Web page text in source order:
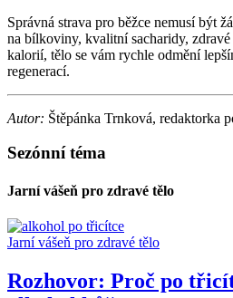
Správná strava pro běžce nemusí být
na bílkoviny, kvalitní sacharidy,
kalorií, tělo se vám rychle odmění
regenerací.
Autor: Štěpánka Trnková, redaktorka
Sezónní téma
Jarní vášeň pro zdravé tělo
Jarní vášeň pro zdravé tělo
Rozhovor: Proč po